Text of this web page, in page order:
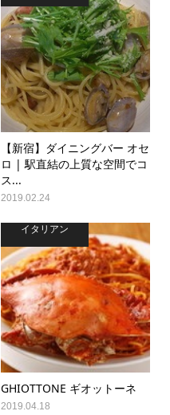
【新宿】ダイニングバー オセ
ロ | 駅直結の上質な空間でコ
ス...
2019.02.24
イタリアン
GHIOTTONE ギオットーネ
2019.04.18